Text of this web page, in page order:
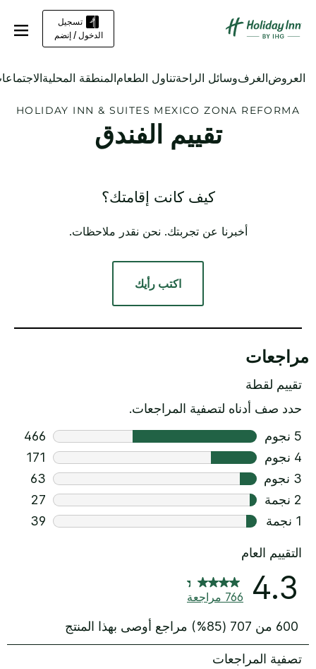
تسجيل
الدخول / إنضم
العروضالغرفوسائل الراحةتناول الطعامالمنطقة المحلية
HOLIDAY INN & SUITES MEXICO ZONA REFORMA
تقييم الفندق
كيف كانت إقامتك؟
أخبرنا عن تجربتك. نحن نقدر ملاحظات.
اكتب رأيك